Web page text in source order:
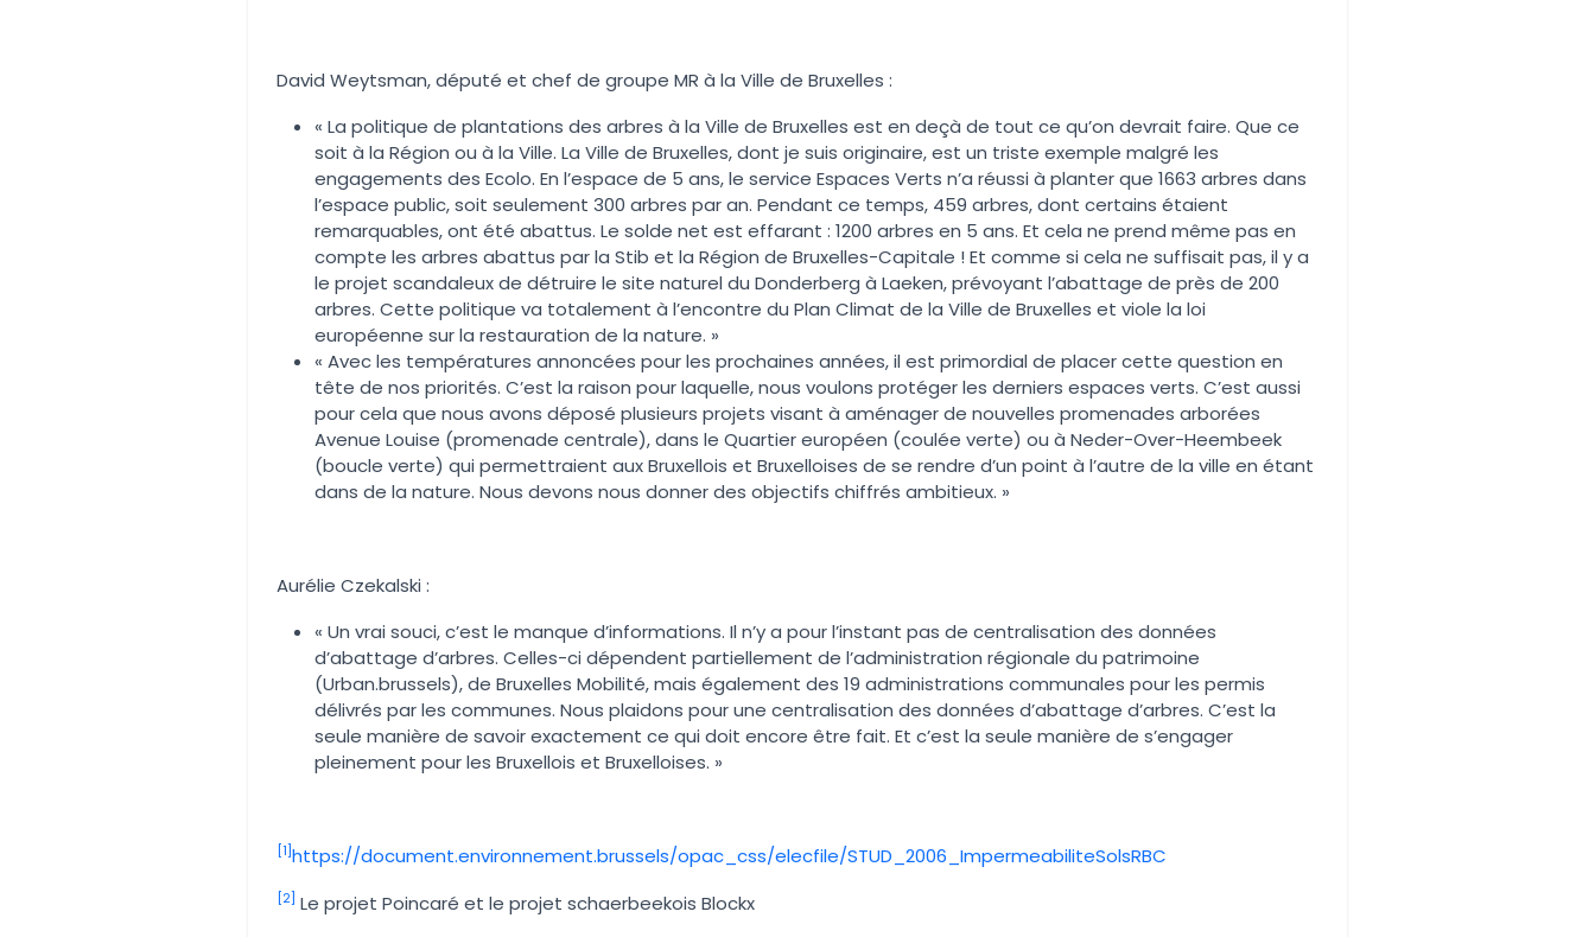
David Weytsman, député et chef de groupe MR à la Ville de Bruxelles :
« La politique de plantations des arbres à la Ville de Bruxelles est en deçà de tout ce qu’on devrait faire. Que ce
soit à la Région ou à la Ville. La Ville de Bruxelles, dont je suis originaire, est un triste exemple malgré les
engagements des Ecolo. En l’espace de 5 ans, le service Espaces Verts n’a réussi à planter que 1663 arbres dans
l’espace public, soit seulement 300 arbres par an. Pendant ce temps, 459 arbres, dont certains étaient
remarquables, ont été abattus. Le solde net est effarant : 1200 arbres en 5 ans. Et cela ne prend même pas en
compte les arbres abattus par la Stib et la Région de Bruxelles-Capitale ! Et comme si cela ne suffisait pas, il y a
le projet scandaleux de détruire le site naturel du Donderberg à Laeken, prévoyant l’abattage de près de 200
arbres. Cette politique va totalement à l’encontre du Plan Climat de la Ville de Bruxelles et viole la loi
européenne sur la restauration de la nature. »
« Avec les températures annoncées pour les prochaines années, il est primordial de placer cette question en
tête de nos priorités. C’est la raison pour laquelle, nous voulons protéger les derniers espaces verts. C’est aussi
pour cela que nous avons déposé plusieurs projets visant à aménager de nouvelles promenades arborées
Avenue Louise (promenade centrale), dans le Quartier européen (coulée verte) ou à Neder-Over-Heembeek
(boucle verte) qui permettraient aux Bruxellois et Bruxelloises de se rendre d’un point à l’autre de la ville en étant
dans de la nature. Nous devons nous donner des objectifs chiffrés ambitieux. »
Aurélie Czekalski :
« Un vrai souci, c’est le manque d’informations. Il n’y a pour l’instant pas de centralisation des données
d’abattage d’arbres. Celles-ci dépendent partiellement de l’administration régionale du patrimoine
(Urban.brussels), de Bruxelles Mobilité, mais également des 19 administrations communales pour les permis
délivrés par les communes. Nous plaidons pour une centralisation des données d’abattage d’arbres. C’est la
seule manière de savoir exactement ce qui doit encore être fait. Et c’est la seule manière de s’engager
pleinement pour les Bruxellois et Bruxelloises. »
[1]https://document.environnement.brussels/opac_css/elecfile/STUD_2006_ImpermeabiliteSolsRBC
[2] Le projet Poincaré et le projet schaerbeekois Blockx